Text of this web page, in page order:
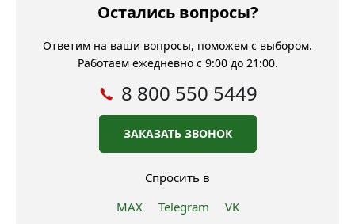
Остались вопросы?
Ответим на ваши вопросы, поможем с выбором.
Работаем ежедневно с 9:00 до 21:00.
8 800 550 5449
ЗАКАЗАТЬ ЗВОНОК
Спросить в
MAX
Telegram VK